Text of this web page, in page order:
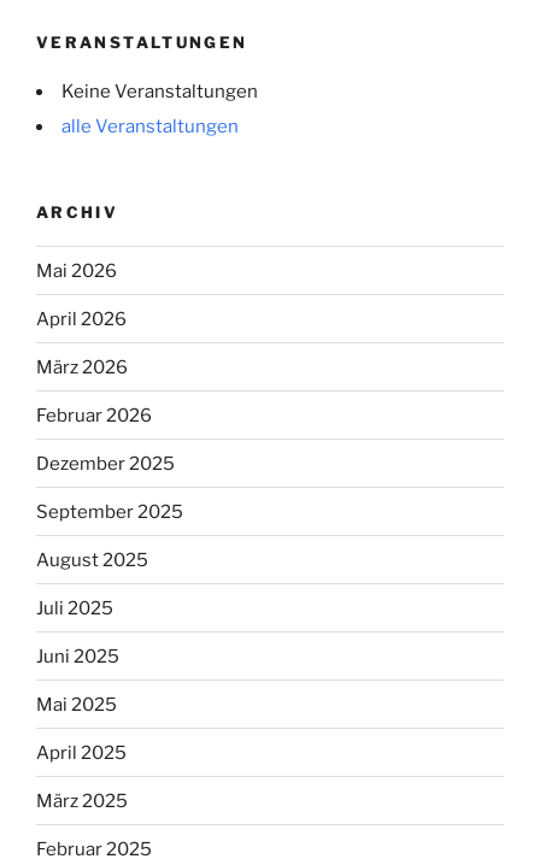
VERANSTALTUNGEN
Keine Veranstaltungen
alle Veranstaltungen
ARCHIV
Mai 2026
April 2026
März 2026
Februar 2026
Dezember 2025
September 2025
August 2025
Juli 2025
Juni 2025
Mai 2025
April 2025
März 2025
Februar 2025